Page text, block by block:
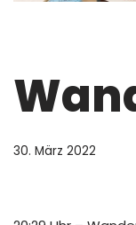
30. März 2022